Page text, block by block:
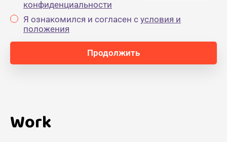
конфиденциальности
Я ознакомился и согласен с yсловия и
положения
Work